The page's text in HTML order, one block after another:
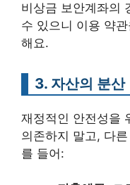
비상금 보안계좌의
수 있으니 이용 약
해요.
3. 자산의 분산
재정적인 안전성을
의존하지 말고, 다
를 들어: